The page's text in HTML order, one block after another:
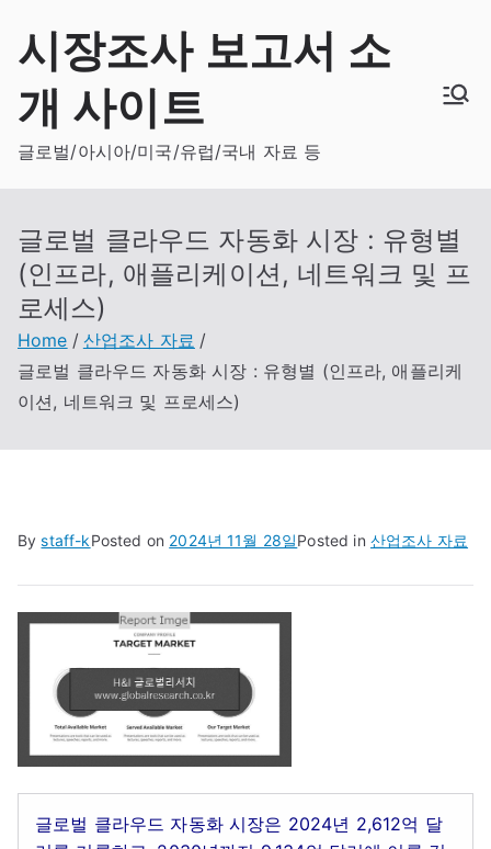
content
시장조사 보고서 소
개 사이트
글로벌/아시아/미국/유럽/국내 자료 등
글로벌 클라우드 자동화 시장 : 유형별
(인프라, 애플리케이션, 네트워크 및 프
로세스)
Home
산업조사 자료
글로벌 클라우드 자동화 시장 : 유형별 (인프라, 애플리케
이션, 네트워크 및 프로세스)
Bystaff-kPosted on 2024년 11월 28일Posted in 산업조사 자료
글로벌 클라우드 자동화 시장은 2024년 2,612억 달